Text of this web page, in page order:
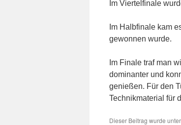
Im Viertelfinale
Im Halbfinale kam
gewonnen wurde.
Im Finale traf man
dominanter und
genießen. Für den
Technikmaterial für
Dieser Beitrag wurde unter